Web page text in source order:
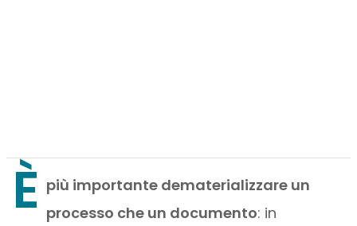
È più importante dematerializzare un
processo che un documento: in